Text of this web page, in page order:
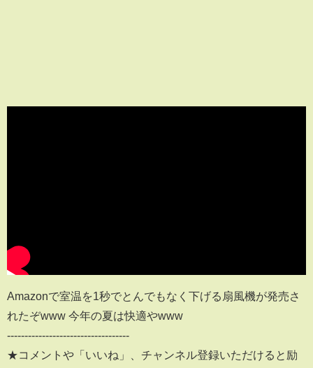
Amazonで室温を1秒でとんでもなく下げる扇風機が発売さ
れたぞwww 今年の夏は快適やwww
-----------------------------------
★コメントや「いいね」、チャンネル登録いただけると励